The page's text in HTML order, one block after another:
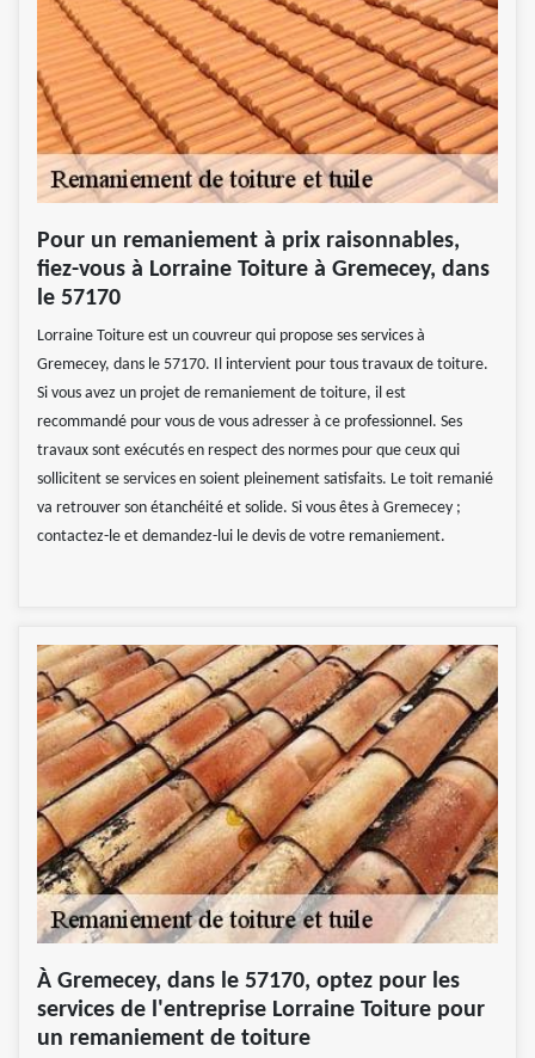
Pour un remaniement à prix raisonnables,
fiez-vous à Lorraine Toiture à Gremecey, dans
le 57170
Lorraine Toiture est un couvreur qui propose ses services à
Gremecey, dans le 57170. Il intervient pour tous travaux de toiture.
Si vous avez un projet de remaniement de toiture, il est
recommandé pour vous de vous adresser à ce professionnel. Ses
travaux sont exécutés en respect des normes pour que ceux qui
sollicitent se services en soient pleinement satisfaits. Le toit remanié
va retrouver son étanchéité et solide. Si vous êtes à Gremecey ;
contactez-le et demandez-lui le devis de votre remaniement.
À Gremecey, dans le 57170, optez pour les
services de l'entreprise Lorraine Toiture pour
un remaniement de toiture